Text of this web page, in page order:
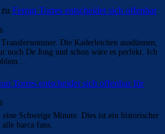
zu Ferran Torres entscheidet sich offenbar
Transfersommer. Die Kaderleichen ausdünnen,
noch De Jong und schon wäre es perfekt. Ich
Torres entscheidet sich offenbar für
Schweige Minute. Dies ist ein historischer
barca fans.